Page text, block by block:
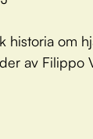
historia om
av Filippo